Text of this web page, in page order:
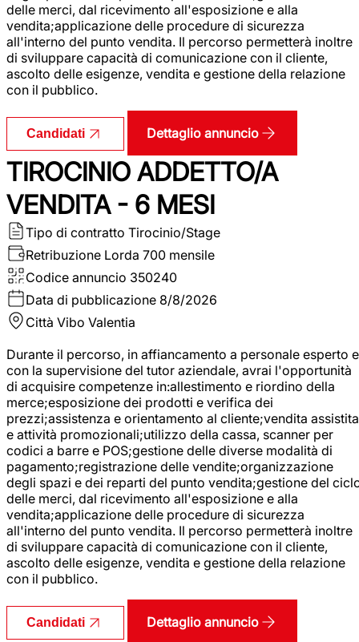
delle merci, dal ricevimento all'esposizione e alla
vendita;applicazione delle procedure di sicurezza
all'interno del punto vendita. Il percorso permetterà inoltre
di sviluppare capacità di comunicazione con il cliente,
ascolto delle esigenze, vendita e gestione della relazione
con il pubblico.
Candidati Dettaglio annuncio
TIROCINIO ADDETTO/A
VENDITA - 6 MESI
Tipo di contratto Tirocinio/Stage
Retribuzione Lorda 700 mensile
Codice annuncio 350240
Data di pubblicazione 8/8/2026
Città Vibo Valentia
Durante il percorso, in affiancamento a personale esperto e
con la supervisione del tutor aziendale, avrai l'opportunità
di acquisire competenze in:allestimento e riordino della
merce;esposizione dei prodotti e verifica dei
prezzi;assistenza e orientamento al cliente;vendita assistita
e attività promozionali;utilizzo della cassa, scanner per
codici a barre e POS;gestione delle diverse modalità di
pagamento;registrazione delle vendite;organizzazione
degli spazi e dei reparti del punto vendita;gestione del
delle merci, dal ricevimento all'esposizione e alla
vendita;applicazione delle procedure di sicurezza
all'interno del punto vendita. Il percorso permetterà inoltre
di sviluppare capacità di comunicazione con il cliente,
ascolto delle esigenze, vendita e gestione della relazione
con il pubblico.
Candidati Dettaglio annuncio